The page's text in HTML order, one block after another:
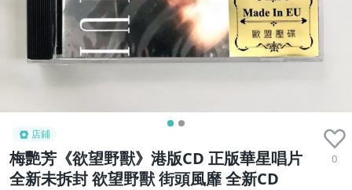
店鋪
梅艷芳《欲望野獸》港版CD 正版華星唱片
全新未拆封 欲望野獸 街頭風靡 全新CD
0